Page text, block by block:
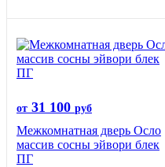
от 31 100 руб
Межкомнатная дверь Осло
массив сосны эйвори блек
ПГ